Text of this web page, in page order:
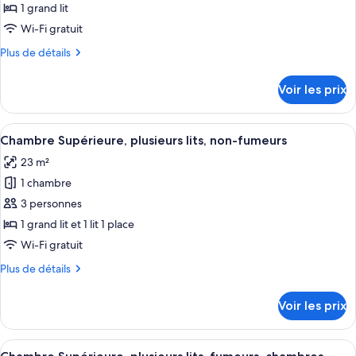
une
place,
fumeurs
ce
type
chambre :
grand
lit
1 grand lit
Wi-Fi gratuit
Plus de détails
Plus
le
type
de
Chambre
Supérieure,
grand
lit
Voir les prix
Afficher
toutes
les
photos
pour
ce
type
chambre :
plusieurs
lits,
Une chambre d’hôtel comprenant
9
Chambre Supérieure, plusieurs lits, non-fumeurs
23 m²
1 chambre
3 personnes
1 grand lit et 1 lit 1 place
Wi-Fi gratuit
Plus de détails
Plus
le
type
Voir les prix
Afficher Une chambre d’hôtel avec un